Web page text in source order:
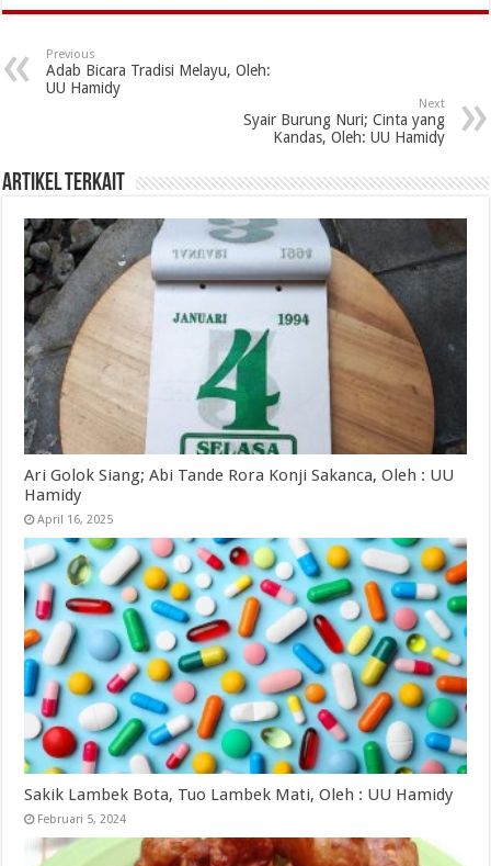
Previous
Adab Bicara Tradisi Melayu, Oleh:
UU Hamidy
Next
Syair Burung Nuri; Cinta yang
Kandas, Oleh: UU Hamidy
Artikel Terkait
Ari Golok Siang; Abi Tande Rora Konji Sakanca, Oleh : UU
Hamidy
April 16, 2025
Sakik Lambek Bota, Tuo Lambek Mati, Oleh : UU Hamidy
Februari 5, 2024